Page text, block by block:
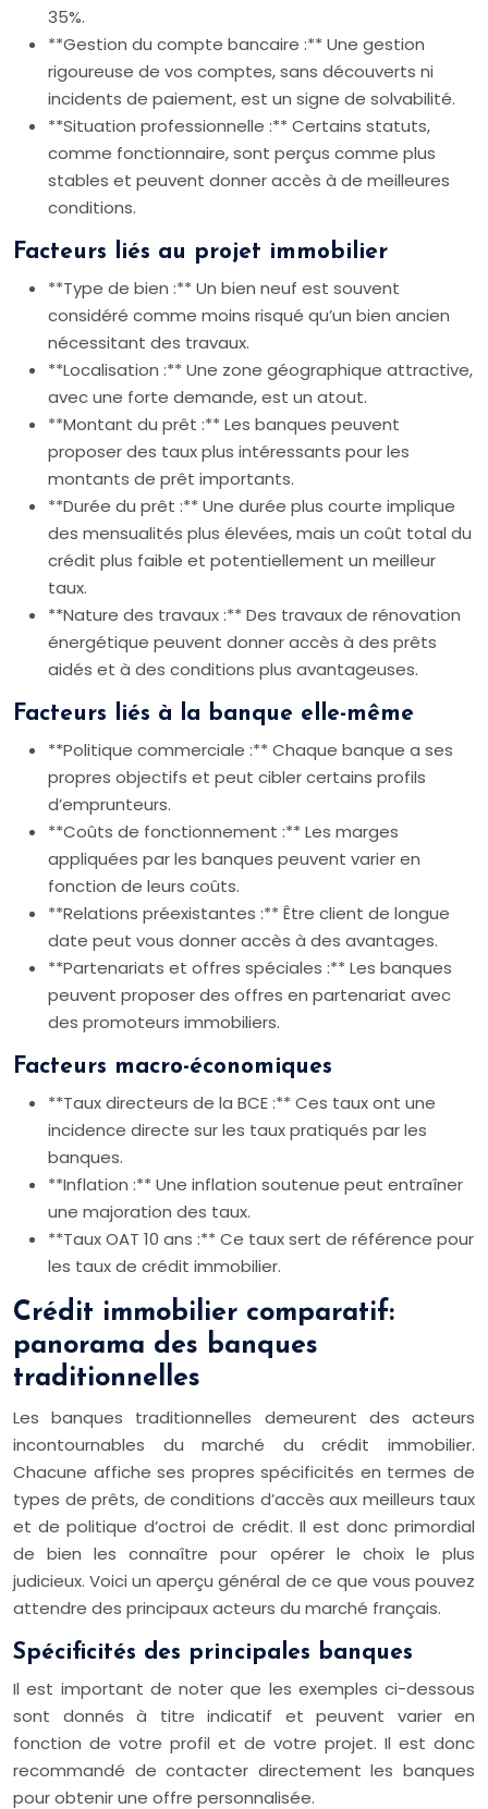
35%.
**Gestion du compte bancaire :** Une gestion
rigoureuse de vos comptes, sans découverts ni
incidents de paiement, est un signe de solvabilité.
**Situation professionnelle :** Certains statuts,
comme fonctionnaire, sont perçus comme plus
stables et peuvent donner accès à de meilleures
conditions.
Facteurs liés au projet immobilier
**Type de bien :** Un bien neuf est souvent
considéré comme moins risqué qu’un bien ancien
nécessitant des travaux.
**Localisation :** Une zone géographique attractive,
avec une forte demande, est un atout.
**Montant du prêt :** Les banques peuvent
proposer des taux plus intéressants pour les
montants de prêt importants.
**Durée du prêt :** Une durée plus courte implique
des mensualités plus élevées, mais un coût total du
crédit plus faible et potentiellement un meilleur
taux.
**Nature des travaux :** Des travaux de rénovation
énergétique peuvent donner accès à des prêts
aidés et à des conditions plus avantageuses.
Facteurs liés à la banque elle-même
**Politique commerciale :** Chaque banque a ses
propres objectifs et peut cibler certains profils
d’emprunteurs.
**Coûts de fonctionnement :** Les marges
appliquées par les banques peuvent varier en
fonction de leurs coûts.
**Relations préexistantes :** Être client de longue
date peut vous donner accès à des avantages.
**Partenariats et offres spéciales :** Les banques
peuvent proposer des offres en partenariat avec
des promoteurs immobiliers.
Facteurs macro-économiques
**Taux directeurs de la BCE :** Ces taux ont une
incidence directe sur les taux pratiqués par les
banques.
**Inflation :** Une inflation soutenue peut entraîner
une majoration des taux.
**Taux OAT 10 ans :** Ce taux sert de référence pour
les taux de crédit immobilier.
Crédit immobilier comparatif:
panorama des banques
traditionnelles
Les banques traditionnelles demeurent des acteurs
incontournables du marché du crédit immobilier.
Chacune affiche ses propres spécificités en termes de
types de prêts, de conditions d’accès aux meilleurs taux
et de politique d’octroi de crédit. Il est donc primordial
de bien les connaître pour opérer le choix le plus
judicieux. Voici un aperçu général de ce que vous pouvez
attendre des principaux acteurs du marché français.
Spécificités des principales banques
Il est important de noter que les exemples ci-dessous
sont donnés à titre indicatif et peuvent varier en
fonction de votre profil et de votre projet. Il est donc
recommandé de contacter directement les banques
pour obtenir une offre personnalisée.